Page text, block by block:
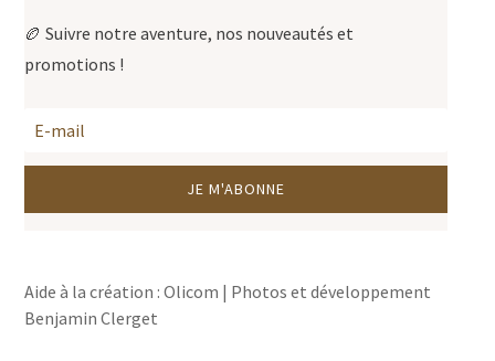
🏉 Suivre notre aventure, nos nouveautés et
promotions !
JE M'ABONNE
Aide à la création : Olicom | Photos et développement
Benjamin Clerget